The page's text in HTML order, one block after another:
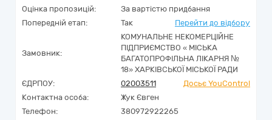
Оцінка пропозицій:
За вартістю придбання
Попередній етап:
Так Перейти до відбору
Замовник:
КОМУНАЛЬНЕ НЕКОМЕРЦІЙНЕ
ПІДПРИЄМСТВО « МІСЬКА
БАГАТОПРОФІЛЬНА ЛІКАРНЯ №
18» ХАРКІВСЬКОЇ МІСЬКОЇ РАДИ
ЄДРПОУ:
02003511
Досьє YouControl
Контактна особа:
Жук Євген
Телефон:
380972922265